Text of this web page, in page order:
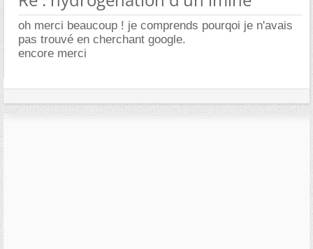
oh merci beaucoup ! je comprends pourqoi je n'avais
pas trouvé en cherchant google.
encore merci